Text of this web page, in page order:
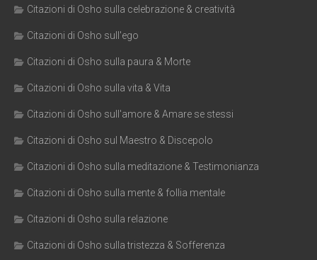
Citazioni di Osho sulla celebrazione & creatività
Citazioni di Osho sull'ego
Citazioni di Osho sulla paura & Morte
Citazioni di Osho sulla vita & Vita
Citazioni di Osho sull'amore & Amare se stessi
Citazioni di Osho sul Maestro & Discepolo
Citazioni di Osho sulla meditazione & Testimonianza
Citazioni di Osho sulla mente & follia mentale
Citazioni di Osho sulla relazione
Citazioni di Osho sulla tristezza & Sofferenza